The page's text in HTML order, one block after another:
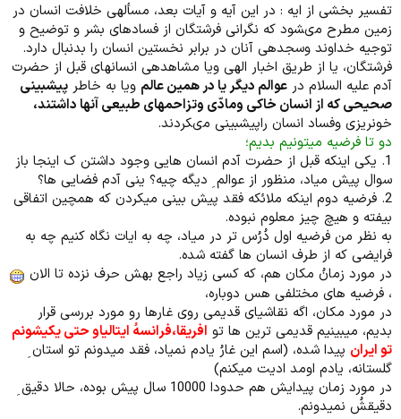
تفسیر بخشی از ایه : در اين آيه و آيات بعد، مسأله‏ى خلافت انسان در
زمين مطرح مى‏شود كه نگرانى فرشتگان از فسادهاى بشر و توضيح و
توجيه خداوند وسجده‏ى آنان در برابر نخستين انسان را بدنبال دارد.
فرشتگان، يا از طريق اخبار الهى ويا مشاهده‏ى انسان‏هاى قبل از حضرت
آدم عليه السلام در عوالم ديگر يا در همين عالم ويا به خاطر پيش‏بينى
صحيحى كه از انسان خاكى ومادّى وتزاحم‏هاى طبيعى آنها داشتند،
خونريزى وفساد انسان راپيش‏بينى مى‏كردند.
دو تا فرضیه میتونیم بدیم؛
1. یکی اینکه قبل از حضرت آدم انسان هایی وجود داشتن ک اینجا باز
سوال پیش میاد، منظور از عوالم ِ دیگه چیه؟ ینی آدم فضایی ها؟
2. فرضیه دوم اینکه ملائکه فقد پیش بینی میکردن که همچین اتفاقی
بیفته و هیچ چیز معلوم نبوده.
به نظر من فرضیه اول دُرُس تر در میاد، چه به ایات نگاه کنیم چه به
فرایضی که از طرف انسان ها گفته شده.
در مورد زمانُ مکان هم، که کسی زیاد راجع بهش حرف نزده تا الان
، فرضیه های مختلفی هس دوباره،
در مورد مکان، اگه نقاشیای قدیمی روی غارها رو مورد بررسی قرار
بدیم، میبینیم قدیمی ترین ها تو افریقا،فرانسهُ ایتالیاو حتی یکیشونم
تو ایران پیدا شده، (اسم این غارُ یادم نمیاد، فقد میدونم تو استان ِ
گلستانه، یادم اومد ادیت میکنم)
در مورد زمان پیدایش هم حدودا 10000 سال پیش بوده، حالا دقیق ِ
دقیقشُ نمیدونم.